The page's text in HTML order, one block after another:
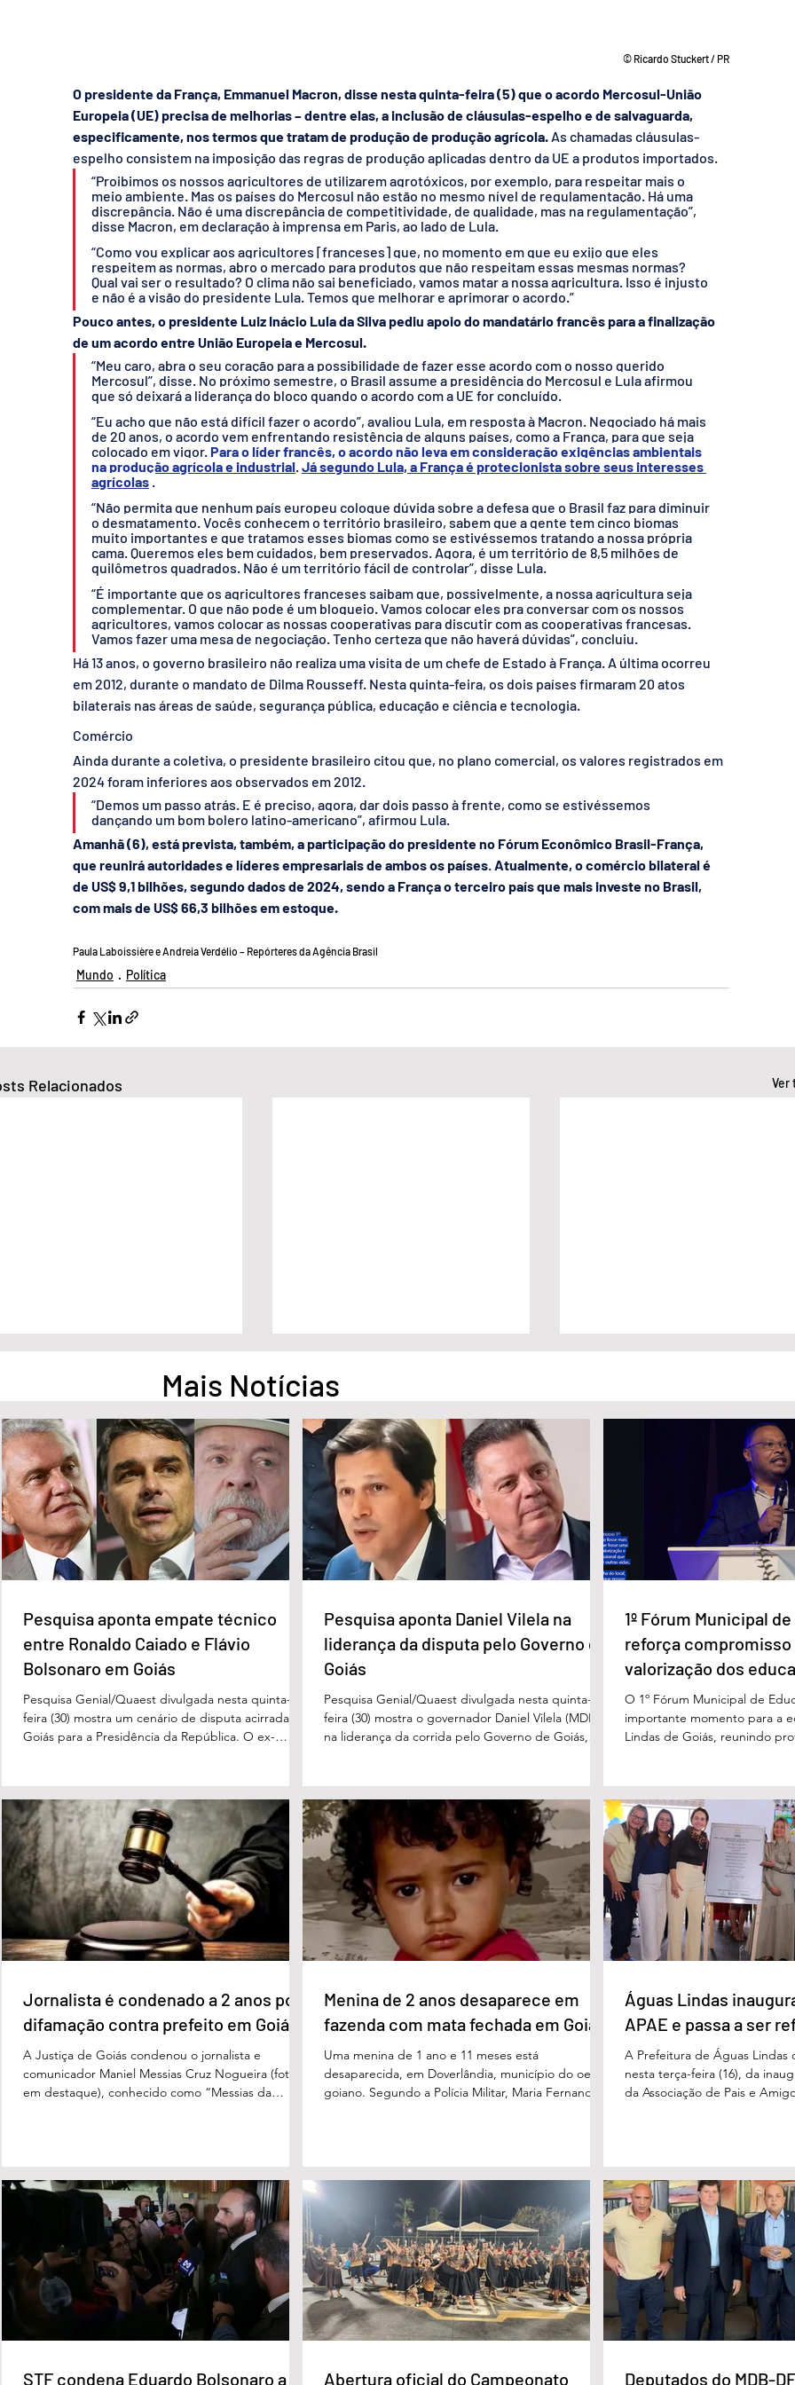
© Ricardo Stuckert / PR
O presidente da França, Emmanuel Macron, disse nesta quinta-feira (5) que o acordo Mercosul-União
Europeia (UE) precisa de melhorias – dentre elas, a inclusão de cláusulas-espelho e de salvaguarda,
especificamente, nos termos que tratam de produção de produção agrícola. As chamadas cláusulas-
espelho consistem na imposição das regras de produção aplicadas dentro da UE a produtos importados.
“Proibimos os nossos agricultores de utilizarem agrotóxicos, por exemplo, para respeitar mais o
meio ambiente. Mas os países do Mercosul não estão no mesmo nível de regulamentação. Há uma
discrepância. Não é uma discrepância de competitividade, de qualidade, mas na regulamentação”,
disse Macron, em declaração à imprensa em Paris, ao lado de Lula.
“Como vou explicar aos agricultores [franceses] que, no momento em que eu exijo que eles
respeitem as normas, abro o mercado para produtos que não respeitam essas mesmas normas?
Qual vai ser o resultado? O clima não sai beneficiado, vamos matar a nossa agricultura. Isso é injusto
e não é a visão do presidente Lula. Temos que melhorar e aprimorar o acordo.”
Pouco antes, o presidente Luiz Inácio Lula da Silva pediu apoio do mandatário francês para a finalização
de um acordo entre União Europeia e Mercosul.
“Meu caro, abra o seu coração para a possibilidade de fazer esse acordo com o nosso querido
Mercosul”, disse. No próximo semestre, o Brasil assume a presidência do Mercosul e Lula afirmou
que só deixará a liderança do bloco quando o acordo com a UE for concluído.
“Eu acho que não está difícil fazer o acordo”, avaliou Lula, em resposta à Macron. Negociado há mais
de 20 anos, o acordo vem enfrentando resistência de alguns países, como a França, para que seja
colocado em vigor. Para o líder francês, o acordo não leva em consideração exigências ambientais
na produção agrícola e industrial Já segundo Lula, a França é protecionista sobre seus interesses
agrícolas
“Não permita que nenhum país europeu coloque dúvida sobre a defesa que o Brasil faz para diminuir
o desmatamento. Vocês conhecem o território brasileiro, sabem que a gente tem cinco biomas
muito importantes e que tratamos esses biomas como se estivéssemos tratando a nossa própria
cama. Queremos eles bem cuidados, bem preservados. Agora, é um território de 8,5 milhões de
quilômetros quadrados. Não é um território fácil de controlar”, disse Lula.
“É importante que os agricultores franceses saibam que, possivelmente, a nossa agricultura seja
complementar. O que não pode é um bloqueio. Vamos colocar eles pra conversar com os nossos
agricultores, vamos colocar as nossas cooperativas para discutir com as cooperativas francesas.
Vamos fazer uma mesa de negociação. Tenho certeza que não haverá dúvidas”, concluiu.
Há 13 anos, o governo brasileiro não realiza uma visita de um chefe de Estado à França. A última ocorreu
em 2012, durante o mandato de Dilma Rousseff. Nesta quinta-feira, os dois países firmaram 20 atos
bilaterais nas áreas de saúde, segurança pública, educação e ciência e tecnologia.
Comércio
Ainda durante a coletiva, o presidente brasileiro citou que, no plano comercial, os valores registrados em
2024 foram inferiores aos observados em 2012.
“Demos um passo atrás. E é preciso, agora, dar dois passo à frente, como se estivéssemos
dançando um bom bolero latino-americano”, afirmou Lula.
Amanhã (6), está prevista, também, a participação do presidente no Fórum Econômico Brasil-França,
que reunirá autoridades e líderes empresariais de ambos os países Atualmente, o comércio bilateral é
de US$ 9,1 bilhões, segundo dados de 2024, sendo a França o terceiro país que mais investe no Brasil,
com mais de US$ 66,3 bilhões em estoque.
Paula Laboissière e Andreia Verdélio – Repórteres da Agência Brasil
Mundo Política
Relacionados Ver
Pesquisa aponta empate
técnico entre Ronaldo Caiado
e Flávio Bolsonaro em Goiás
Pesquisa aponta Daniel Vilela
na liderança da disputa pelo
Governo de Goiás
No G7, Lula cobra empenho
dos países ricos diante de
desigualdades
Mais Notícias
Pesquisa aponta empate técnico
entre Ronaldo Caiado e Flávio
Bolsonaro em Goiás
Pesquisa Genial/Quaest divulgada nesta quinta-
feira (30) mostra um cenário de disputa acirrada em
Goiás para a Presidência da República. O ex-
27%. Considerando a margem de erro de três
pontos percentuais, os dois estão em empate
técnico. Na terceira colocação está o presidente
Luiz Inácio Lula da Silva (PT), com 23% das
intenções de voto. Os
Pesquisa aponta Daniel Vilela na
liderança da disputa pelo Governo de
Goiás
Pesquisa Genial/Quaest divulgada nesta quinta-
feira (30) mostra o governador Daniel Vilela (MDB)
na liderança da corrida pelo Governo de Goiás,
turno, Daniel Vilela aparece com 37% das intenções
de voto, seguido pelo ex-governador Marconi
Perillo (PSDB), com 21%. Em seguida estão Wilder
Morais (PL), com 11%, Luis Cesar Bueno (PT), com
3%, e
1º Fórum Municipal
reforça compromisso
valorização dos
Águas Lindas
O 1º Fórum Municipal de
importante momento para a
Lindas de Goiás, reunindo
um papel fundamental na
gerações. Durante o evento,
de Educação, Denildson
fórum nasceu do desejo de
educadores muito mais do
Jornalista é condenado a 2 anos por
difamação contra prefeito em Goiás
A Justiça de Goiás condenou o jornalista e
comunicador Maniel Messias Cruz Nogueira (foto
em destaque), conhecido como “Messias da
proferida pelo juiz Hermes Pereira Vidigal, da Vara
Criminal da Comarca de Edéia. O jornalista
contesta a decisão e diz que sofre perseguição.
Apesar da condenação, a pena será cumprida em
regime inicialmente aberto e
Menina de 2 anos desaparece em
fazenda com mata fechada em Goiás
Uma menina de 1 ano e 11 meses está
desaparecida, em Doverlândia, município do oeste
goiano. Segundo a Polícia Militar, Maria Fernanda
terça-feira (16/6) não havia sido localizada. O Corpo
de Bombeiros realiza buscas na região, que é de
mata fechada e próxima ao Rio Paraíso. De acordo
com o tenente Vivaldo Alves da Silva Filho, da Polí
Águas Lindas
APAE e passa a ser
A Prefeitura de Águas Lindas
nesta terça-feira (16), da
da Associação de Pais e
avanço nas políticas públicas
especializada e atendimento
pessoas com deficiência. A
projetada para oferecer
STF condena Eduardo Bolsonaro a Abertura oficial do Campeonato Deputados do MDB-